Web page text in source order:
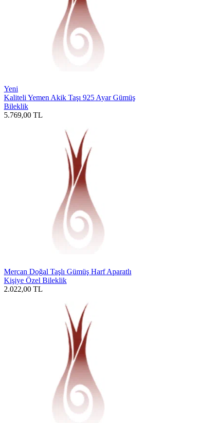
Yeni
Kaliteli Yemen Akik Taşı 925 Ayar Gümüş
Bileklik
5.769,00 TL
Mercan Doğal Taşlı Gümüş Harf Aparatlı
Kişiye Özel Bileklik
2.022,00 TL